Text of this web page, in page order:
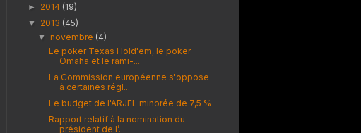
► 2014 (19)
▼ 2013 (45)
▼ novembre (4)
Le poker Texas Hold'em, le poker
Omaha et le rami-...
La Commission européenne s'oppose
à certaines régl...
Le budget de l'ARJEL minorée de 7,5 %
Rapport relatif à la nomination du
président de l’...